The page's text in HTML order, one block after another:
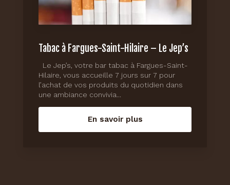
Tabac à Fargues-Saint-Hilaire – Le Jep’s
Le Jep’s, votre bar tabac à Fargues-Saint-
Hilaire, vous accueille 7 jours sur 7 pour
l’achat de vos produits du quotidien dans
une ambiance convivia...
En savoir plus